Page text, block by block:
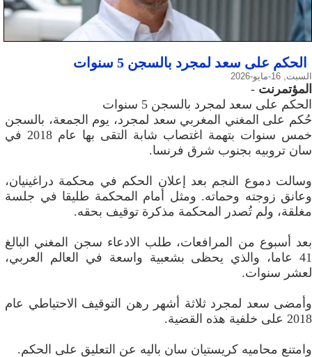
الحكم على سعد لمجرد بالسجن 5 سنوات
السبت, 16-مايو-2026
المؤتمرنت -
الحكم على سعد لمجرد بالسجن 5 سنوات
حُكم على المغني المغربي سعد لمجرد، يوم الجمعة، بالسجن
خمس سنوات بتهمة اغتصاب شابة التقى بها عام 2018 في
سان تروبيه بجنوب شرق فرنسا.
وسالت دموع النجم بعد إعلان الحكم في محكمة دراغينيان،
وعانق زوجته وحماته. ومثل أمام المحكمة طليقا في جلسة
مغلقة، ولم تُصدر المحكمة مذكرة توقيف بحقه.
بعد أسبوع من المرافعات، طلب الادعاء سجن المغني البالغ
41 عاما، والذي يحظى بشعبية واسعة في العالم العربي،
لعشر سنوات.
وأمضى سعد لمجرد ثلاثة أشهر رهن التوقيف الاحتياطي عام
2018 على خلفية هذه القضية.
وامتنع محاميه كريستيان سان باليه عن التعليق على الحكم.